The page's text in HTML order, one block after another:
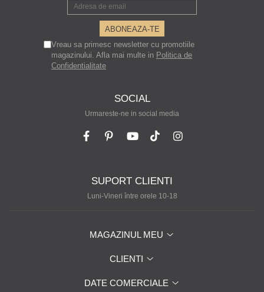
Vreau sa primesc newsletter cu promotiile
magazinului. Afla mai multe in Politica de
Confidentialitate
SOCIAL
Urmareste-ne in social media
SUPORT CLIENTI
Luni-Vineri între orele 10-18
MAGAZINUL MEU
CLIENTI
DATE COMERCIALE